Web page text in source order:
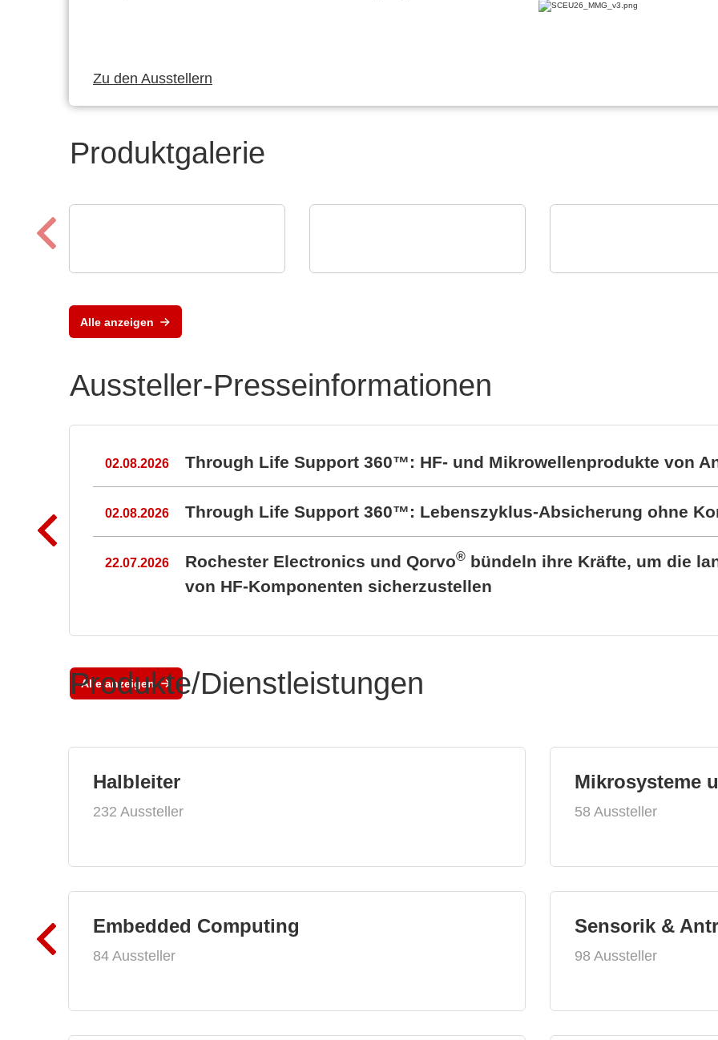
Zu den Ausstellern
Produktgalerie
Converter
Alle anzeigen
Aussteller-Presseinformationen
02.08.2026 Through Life Support 360™: HF- und Mikrowellenprodukte von
02.08.2026 Through Life Support 360™: Lebenszyklus-Absicherung ohne
22.07.2026 Rochester Electronics und Qorvo® bündeln ihre Kräfte, um die
von HF-Komponenten sicherzustellen
Alle anzeigen
Produkte/Dienstleistungen
Halbleiter
232 Aussteller
Embedded Computing
84 Aussteller
Mikrosysteme
58 Aussteller
Sensorik &
98 Aussteller